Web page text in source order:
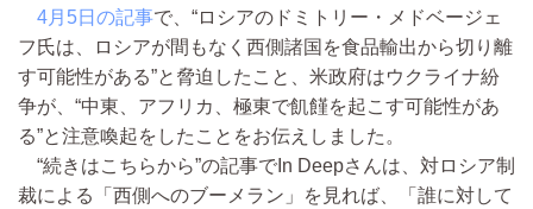
4月5日の記事で、“ロシアのドミトリー・メドベージェ
フ氏は、ロシアが間もなく西側諸国を食品輸出から切り離
す可能性がある”と脅迫したこと、米政府はウクライナ紛
争が、“中東、アフリカ、極東で飢饉を起こす可能性があ
る”と注意喚起をしたことをお伝えしました。
“続きはこちらから”の記事でIn Deepさんは、対ロシア制
裁による「西側へのブーメラン」を見れば、「誰に対して